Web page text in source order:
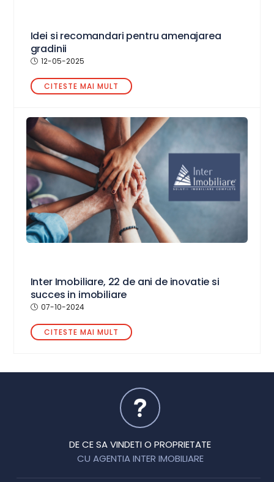
Idei si recomandari pentru amenajarea
gradinii
12-05-2025
CITESTE MAI MULT
Inter Imobiliare, 22 de ani de inovatie si
succes in imobiliare
07-10-2024
CITESTE MAI MULT
DE CE SA VINDETI O PROPRIETATE
CU AGENTIA INTER IMOBILIARE